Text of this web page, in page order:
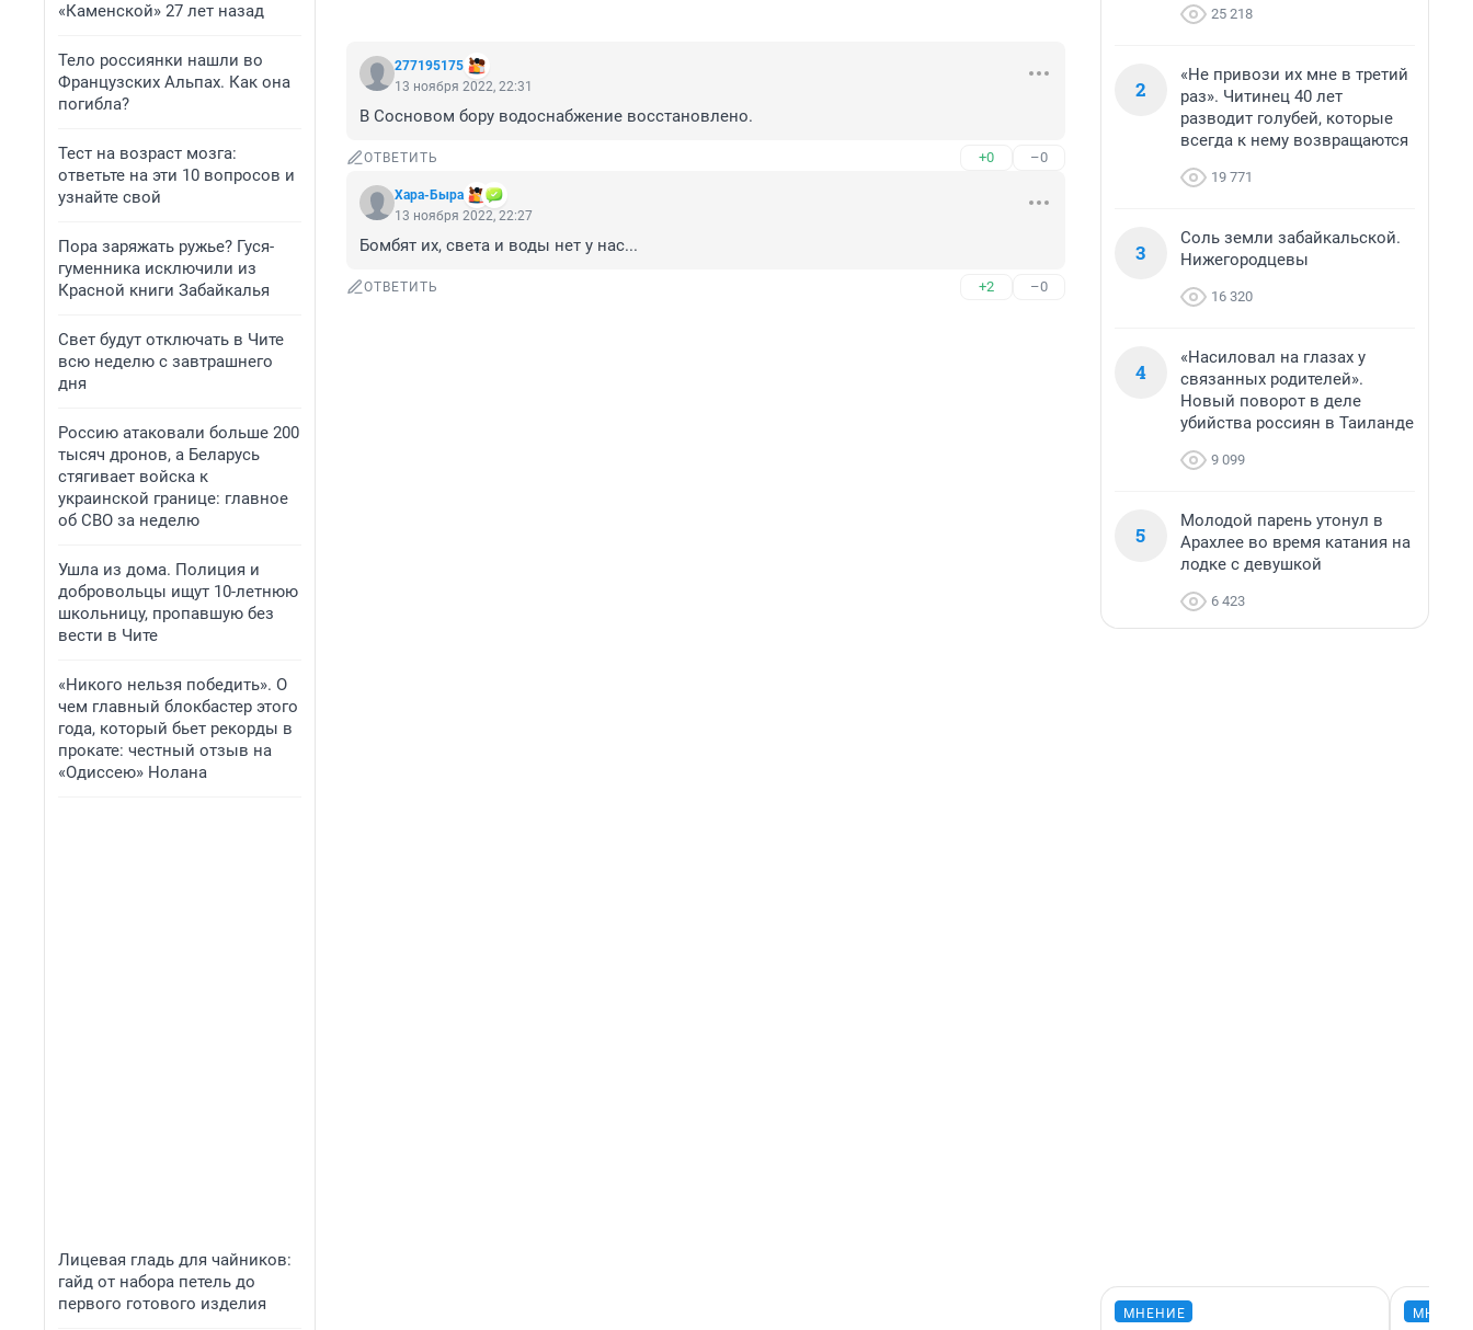
«Каменской» 27 лет назад
Тело россиянки нашли во
Французских Альпах. Как она
погибла?
Тест на возраст мозга:
ответьте на эти 10 вопросов и
узнайте свой
Пора заряжать ружье? Гуся-
гуменника исключили из
Красной книги Забайкалья
Свет будут отключать в Чите
всю неделю с завтрашнего
дня
Россию атаковали больше 200
тысяч дронов, а Беларусь
стягивает войска к
украинской границе: главное
об СВО за неделю
Ушла из дома. Полиция и
добровольцы ищут 10-летнюю
школьницу, пропавшую без
вести в Чите
«Никого нельзя победить». О
чем главный блокбастер этого
года, который бьет рекорды в
прокате: честный отзыв на
«Одиссею» Нолана
Лицевая гладь для чайников:
гайд от набора петель до
первого готового изделия
277195175
13 ноября 2022, 22:31
В Сосновом бору водоснабжение восстановлено.
ОТВЕТИТЬ +0 –0
Хара-Быра
13 ноября 2022, 22:27
Бомбят их, света и воды нет у нас...
ОТВЕТИТЬ +2 –0
25 218
2
«Не привози их мне в третий
раз». Читинец 40 лет
разводит голубей, которые
всегда к нему возвращаются
19 771
3
Соль земли забайкальской.
Нижегородцевы
16 320
4
«Насиловал на глазах у
связанных родителей».
Новый поворот в деле
убийства россиян в Таиланде
9 099
5
Молодой парень утонул в
Арахлее во время катания на
лодке с девушкой
6 423
МНЕНИЕ